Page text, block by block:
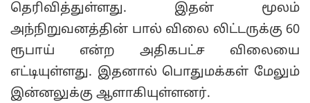
தெரிவித்துள்ளது. இதன் மூலம்
அந்நிறுவனத்தின் பால் விலை லிட்டருக்கு 60
ரூபாய் என்ற அதிகபட்ச விலையை
எட்டியுள்ளது. இதனால் பொதுமக்கள் மேலும்
இன்னலுக்கு ஆளாகியுள்ளனர்.